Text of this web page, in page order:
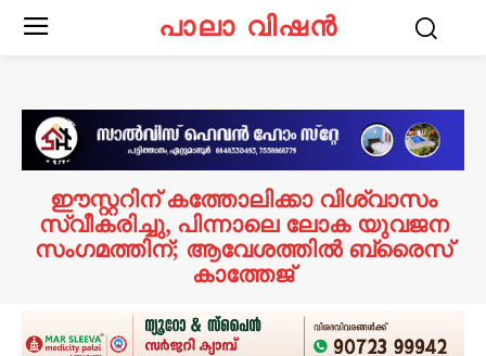
പാലാ വിഷൻ
ഈസ്റ്ററിന് കത്തോലിക്കാ വിശ്വാസം
സ്വീകരിച്ചു, പിന്നാലെ ലോക യുവജന
സംഗമത്തിന്; ആവേശത്തില്‍ ബ്രൈസ്
കാത്തേജ്